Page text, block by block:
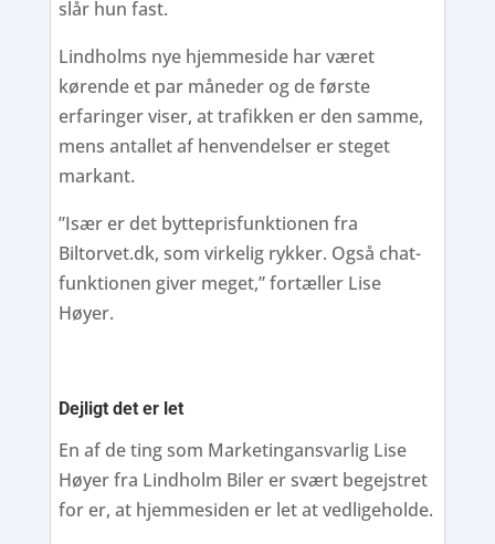
slår hun fast.
Lindholms nye hjemmeside har været
kørende et par måneder og de første
erfaringer viser, at trafikken er den samme,
mens antallet af henvendelser er steget
markant.
”Især er det bytteprisfunktionen fra
Biltorvet.dk, som virkelig rykker. Også chat-
funktionen giver meget,” fortæller Lise
Høyer.
Dejligt det er let
En af de ting som Marketingansvarlig Lise
Høyer fra Lindholm Biler er svært begejstret
for er, at hjemmesiden er let at vedligeholde.